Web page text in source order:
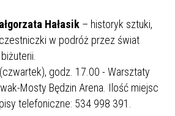
Hałasik – historyk sztuki,
w podróż przez świat
(czwartek), godz. 17.00 - Warsztaty
Mosty Będzin Arena. Ilość miejsc
telefoniczne: 534 998 391.